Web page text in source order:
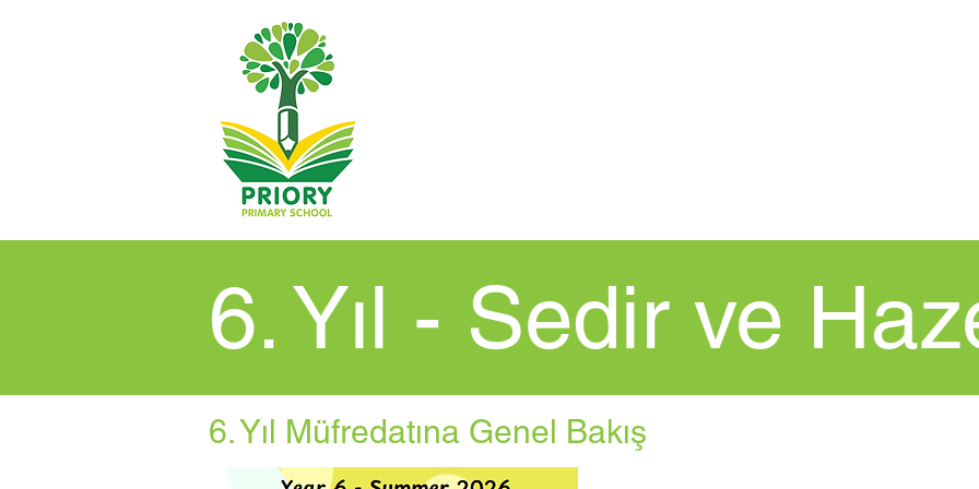
6. Yıl - Sedir ve
6. Yıl Müfredatına Genel Bakış